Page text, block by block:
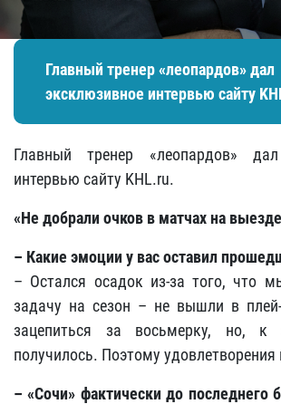
Главный тренер «леопардов» дал
эксклюзивное интервью сайту
Главный тренер «леопардов»
интервью сайту KHL.ru.
«Не добрали очков в матчах на
– Какие эмоции у вас оставил
– Остался осадок из-за того, что
задачу на сезон – не вышли в
зацепиться за восьмерку, но, к
получилось. Поэтому удовлетворения
– «Сочи» фактически до последнего